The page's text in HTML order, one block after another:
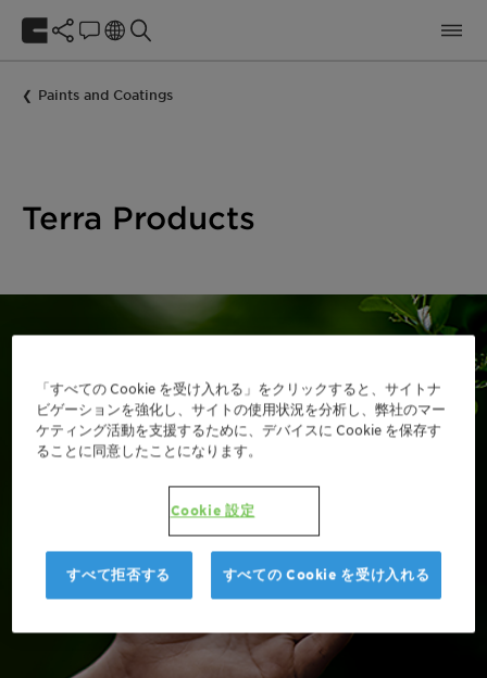
Paints and Coatings
Terra Products
Choose your Terra product
paints & coatings
application
「すべての Cookie を受け入れる」をクリックすると、サイトナ
ビゲーションを強化し、サイトの使用状況を分析し、弊社のマー
ケティング活動を支援するために、デバイスに Cookie を保存す
ることに同意したことになります。
Cookie 設定
すべて拒否する すべての Cookie を受け入れる